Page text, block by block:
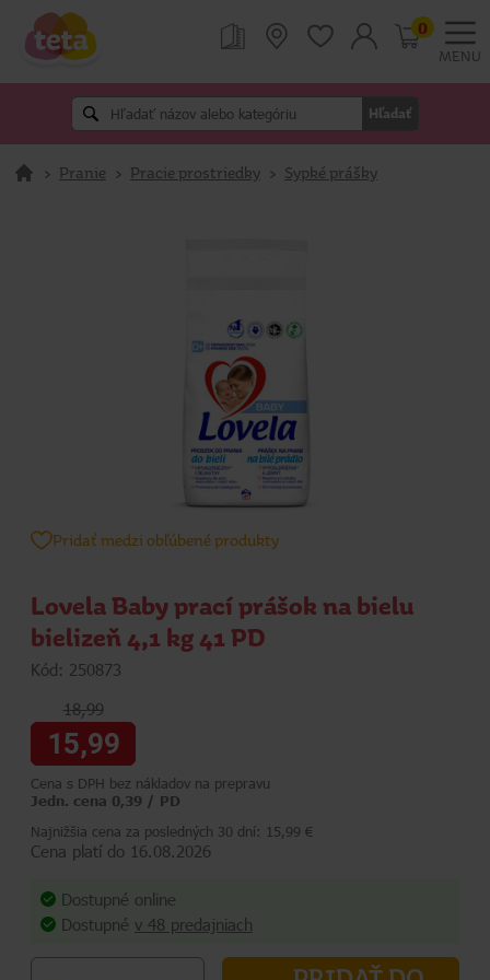
MENU
Hľadať
0
> Pranie > Pracie prostriedky > Sypké prášky
Pridať medzi obľúbené produkty
Lovela Baby prací prášok na bielu
bielizeň 4,1 kg 41 PD
Kód: 250873
18,99
15,99
Cena s DPH bez nákladov na prepravu
Jedn. cena 0,39 / PD
Najnižšia cena za posledných 30 dní: 15,99 €
Cena platí do 16.08.2026
Dostupné online
Dostupné v 48 predajniach